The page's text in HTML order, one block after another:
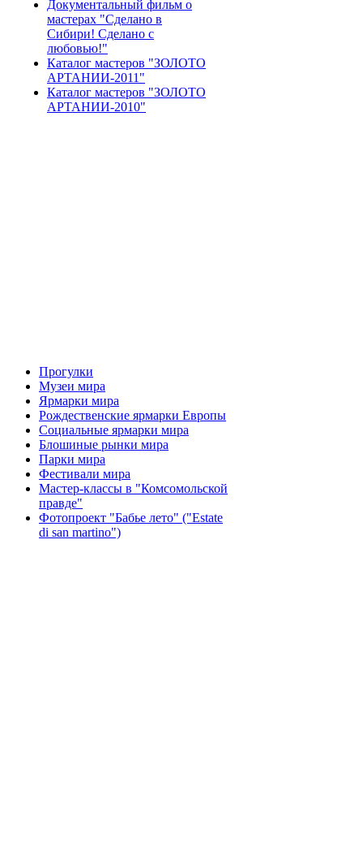
Документальный фильм о
мастерах "Сделано в
Сибири! Сделано с
любовью!"
Каталог мастеров "ЗОЛОТО
АРТАНИИ-2011"
Каталог мастеров "ЗОЛОТО
АРТАНИИ-2010"
Прогулки
Музеи мира
Ярмарки мира
Рождественские ярмарки Европы
Социальные ярмарки мира
Блошиные рынки мира
Парки мира
Фестивали мира
Мастер-классы в "Комсомольской
правде"
Фотопроект "Бабье лето" ("Еstate
di san martino")